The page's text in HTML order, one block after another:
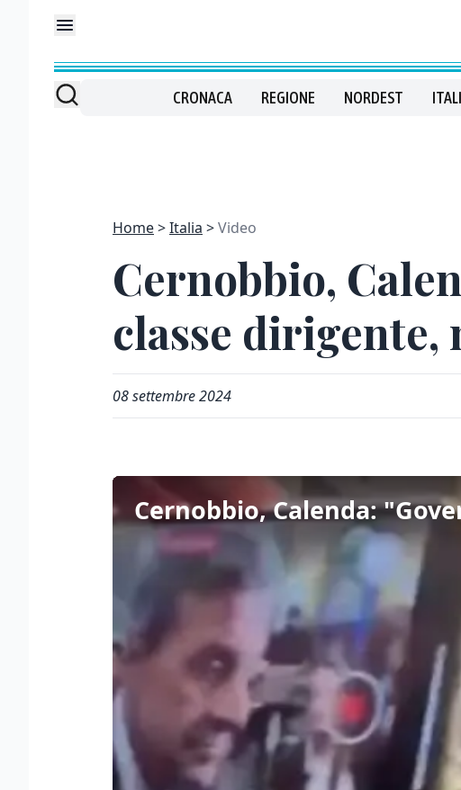
CRONACA REGIONE NORDEST
Home Italia Video
Cernobbio,
classe
08 settembre 2024